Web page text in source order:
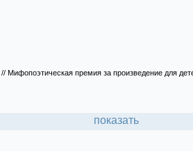
// Мифопоэтическая премия за произведение для
показать